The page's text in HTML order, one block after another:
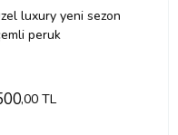
luxury yeni sezon
peruk
,00 TL